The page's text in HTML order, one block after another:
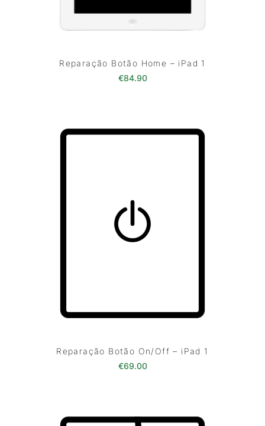
Reparação Botão Home – iPad 1
€84.90
Reparação Botão On/Off – iPad 1
€69.00